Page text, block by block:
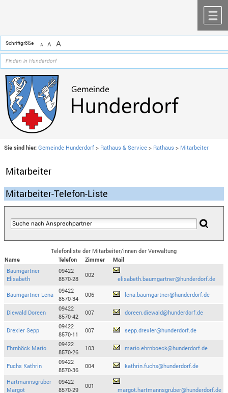
Schriftgröße A A A
Sie sind hier: Gemeinde Hunderdorf > Rathaus & Service > Rathaus > Mitarbeiter
Mitarbeiter
Mitarbeiter-Telefon-Liste
Telefonliste der Mitarbeiter/innen der Verwaltung
Name
Telefon Zimmer
Mail
Baumgartner
Elisabeth
09422
8570-28
002
elisabeth.baumgartner@hunderdorf.de
Baumgartner Lena
09422
8570-34
006 lena.baumgartner@hunderdorf.de
Diewald Doreen
09422
8570-42
007 doreen.diewald@hunderdorf.de
Drexler Sepp
09422
8570-11
007 sepp.drexler@hunderdorf.de
Ehrnböck Mario
09422
8570-26
103 mario.ehrnboeck@hunderdorf.de
Fuchs Kathrin
09422
8570-36
004 kathrin.fuchs@hunderdorf.de
Hartmannsgruber
Margot
09422
8570-29
001
margot.hartmannsgruber@hunderdorf.de